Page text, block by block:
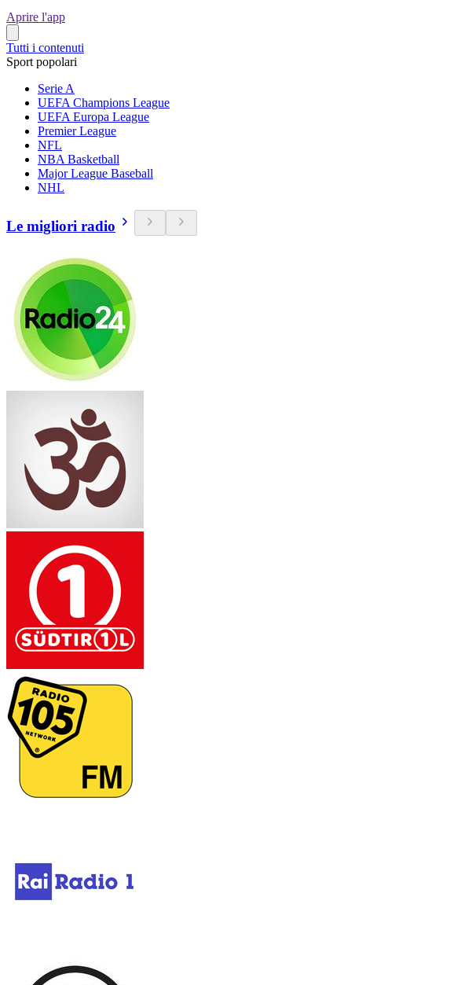
Aprire l'app
Tutti i contenuti
Sport popolari
Serie A
UEFA Champions League
UEFA Europa League
Premier League
NFL
NBA Basketball
Major League Baseball
NHL
Le migliori radio